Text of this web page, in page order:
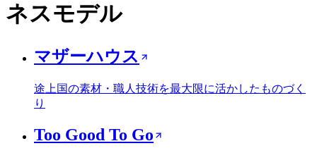
ネスモデル
マザーハウス
途上国の素材・職人技術を最大限に活かしたものづく
り
Too Good To Go